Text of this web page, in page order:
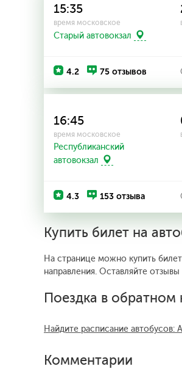
15:35
время московское
Старый автовокзал
4.2 75 отзывов
16:45
время московское
Республиканский
автовокзал
4.3 153 отзыва
Купить билет на
На странице можно купить
направления. Оставляйте
Поездка в обратном
Найдите расписание автобусов:
Комментарии